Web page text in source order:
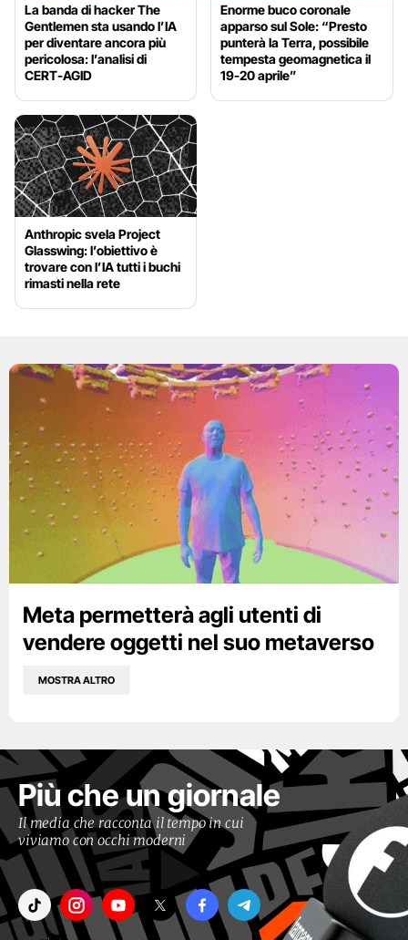
La banda di hacker The
Gentlemen sta usando l’IA
per diventare ancora più
pericolosa: l’analisi di
CERT-AGID
Enorme buco coronale
apparso sul Sole: “Presto
punterà la Terra, possibile
tempesta geomagnetica il
19-20 aprile”
Anthropic svela Project
Glasswing: l’obiettivo è
trovare con l’IA tutti i buchi
rimasti nella rete
Meta permetterà agli utenti di
vendere oggetti nel suo metaverso
MOSTRA ALTRO
Più che un giornale
Il media che racconta il tempo in cui
viviamo con occhi moderni